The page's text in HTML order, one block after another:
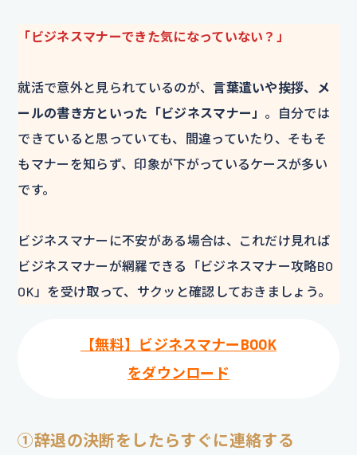
「ビジネスマナーできた気になっていない？」
就活で意外と見られているのが、 言葉遣いや挨拶、メ
ールの書き方といった「ビジネスマナー」 。自分では
できていると思っていても、間違っていたり、そもそ
もマナーを知らず、印象が下がっているケースが多い
です。
ビジネスマナーに不安がある場合は、これだけ見れば
ビジネスマナーが網羅できる「ビジネスマナー攻略BO
OK」を受け取って、サクッと確認しておきましょう。
【無料】ビジネスマナーBOOK
をダウンロード
①辞退の決断をしたらすぐに連絡する